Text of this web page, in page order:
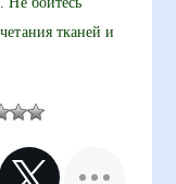
тканей и